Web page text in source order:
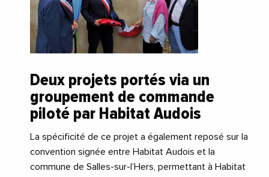
Deux projets portés via un
groupement de commande
piloté par Habitat Audois
La spécificité de ce projet a également reposé sur la
convention signée entre Habitat Audois et la
commune de Salles-sur-l’Hers, permettant à Habitat